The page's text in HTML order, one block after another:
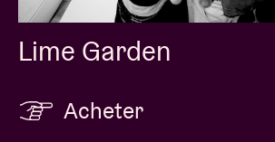
Lime Garden
Acheter